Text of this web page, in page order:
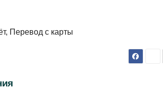
Перевод с карты